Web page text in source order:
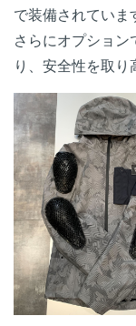
で装備されていま
さらにオプショ
り、安全性を取り